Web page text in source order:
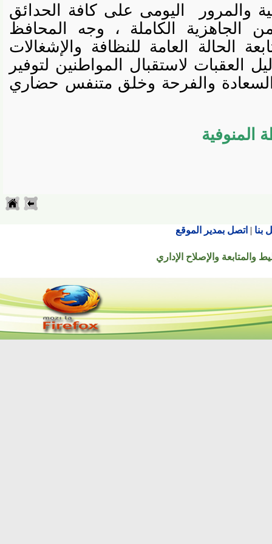
اليومى على كافة الحدائق
الجاهزية الكاملة ، وجه المحافظ
العامة للنظافة والإشغالات
لاستقبال المواطنين لتوفير
والفرحة وخلق متنفس حضاري
| اتصل بمدير الموقع
والإصلاح الإداري